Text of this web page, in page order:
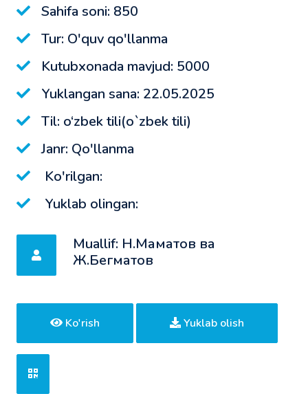
Sahifa soni: 850
Tur: O'quv qo'llanma
Kutubxonada mavjud: 5000
Yuklangan sana: 22.05.2025
Til: o‘zbek tili(o`zbek tili)
Janr: Qo'llanma
Ko'rilgan:
Yuklab olingan:
Muallif: Н.Маматов ва
Ж.Бегматов
Ko'rish Yuklab olish